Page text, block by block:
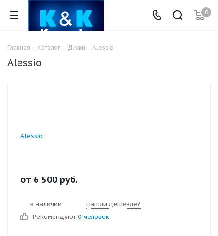
0
Главная - Каталог - Диски - Alessio
Alessio
Alessio
от 6 500 руб.
в наличии
Нашли дешевле?
Рекомендуют 0 человек